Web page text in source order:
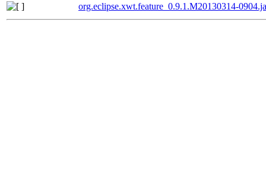
org.eclipse.xwt.feature_0.9.1.M20130314-